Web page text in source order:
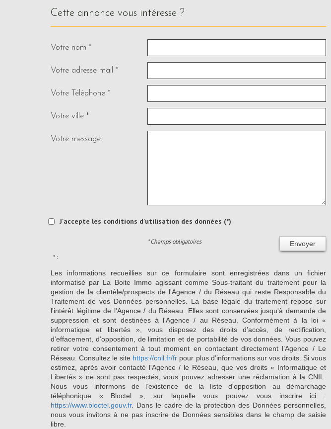
cette annonce vous intéresse ?
Votre nom *
Votre adresse mail *
Votre Téléphone *
Votre ville *
Votre message
J'accepte les conditions d'utilisation des données (*)
Envoyer
* Champs obligatoires
* :
Les informations recueillies sur ce formulaire sont enregistrées dans un fichier
informatisé par La Boite Immo agissant comme Sous-traitant du traitement pour la
gestion de la clientèle/prospects de l'Agence / du Réseau qui reste Responsable du
Traitement de vos Données personnelles. La base légale du traitement repose sur
l'intérêt légitime de l'Agence / du Réseau. Elles sont conservées jusqu'à demande de
suppression et sont destinées à l'Agence / au Réseau. Conformément à la loi «
informatique et libertés », vous disposez des droits d’accès, de rectification,
d’effacement, d’opposition, de limitation et de portabilité de vos données. Vous pouvez
retirer votre consentement à tout moment en contactant directement l’Agence / Le
Réseau. Consultez le site https://cnil.fr/fr pour plus d’informations sur vos droits. Si vous
estimez, après avoir contacté l'Agence / le Réseau, que vos droits « Informatique et
Libertés » ne sont pas respectés, vous pouvez adresser une réclamation à la CNIL.
Nous vous informons de l’existence de la liste d'opposition au démarchage
téléphonique « Bloctel », sur laquelle vous pouvez vous inscrire ici :
https://www.bloctel.gouv.fr. Dans le cadre de la protection des Données personnelles,
nous vous invitons à ne pas inscrire de Données sensibles dans le champ de saisie
libre.